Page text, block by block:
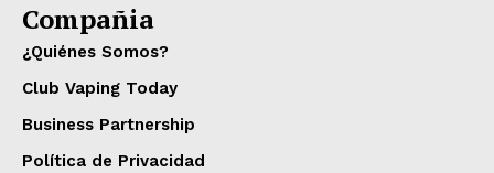
Compañia
¿Quiénes Somos?
Club Vaping Today
Business Partnership
Política de Privacidad